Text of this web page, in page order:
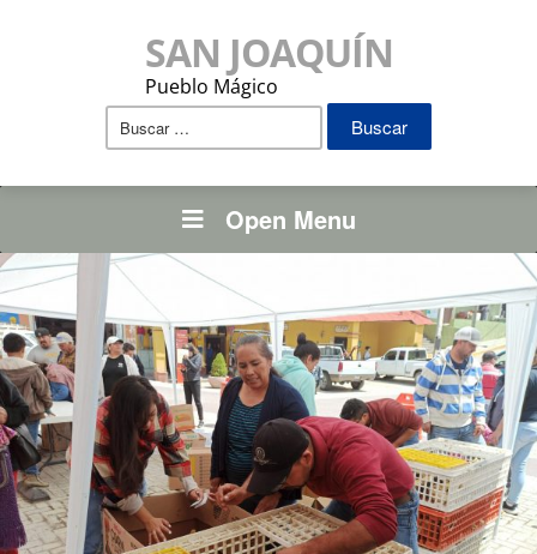
SAN JOAQUÍN
Pueblo Mágico
Buscar:
Open Menu